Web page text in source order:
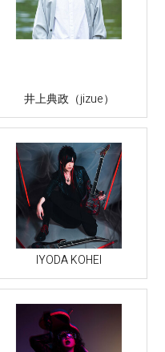
井上典政（jizue）
IYODA KOHEI